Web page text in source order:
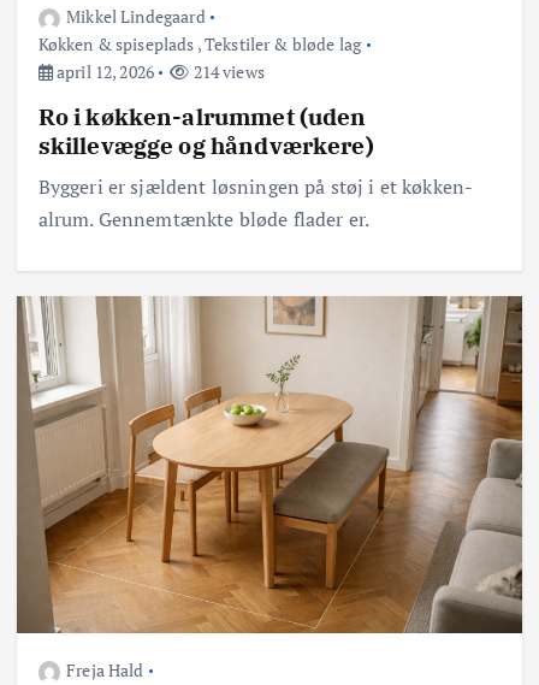
Mikkel Lindegaard
Køkken & spiseplads ,Tekstiler & bløde lag
april 12, 2026
214 views
Ro i køkken-alrummet (uden
skillevægge og håndværkere)
Byggeri er sjældent løsningen på støj i et køkken-
alrum. Gennemtænkte bløde flader er.
Freja Hald